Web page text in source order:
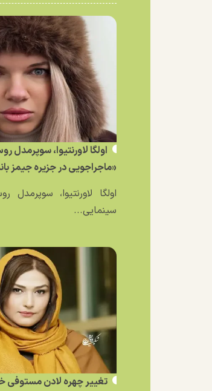
اولگا لاورنتیوا، سوپرمدل
«ماجراجویی در جزیره جیمز
اولگا لاورنتیوا، سوپرمدل
سینمایی...
تغییر چهره لادن مستوفی